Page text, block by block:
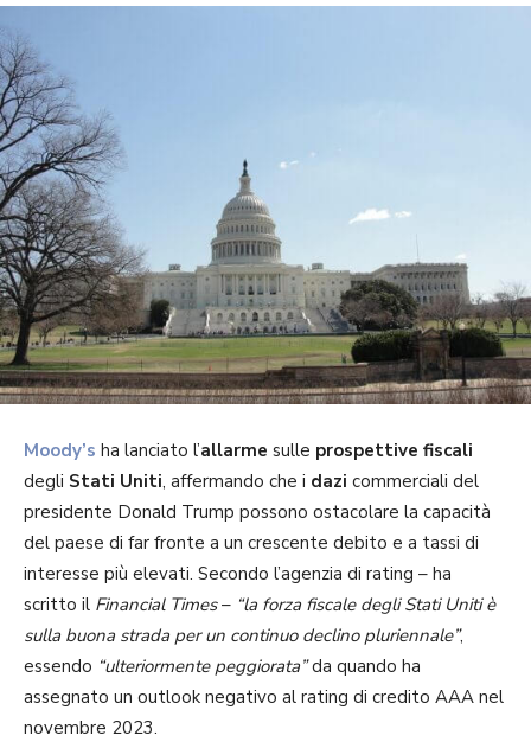
Moody’s ha lanciato l’allarme sulle prospettive fiscali
degli Stati Uniti, affermando che i dazi commerciali del
presidente Donald Trump possono ostacolare la capacità
del paese di far fronte a un crescente debito e a tassi di
interesse più elevati. Secondo l’agenzia di rating – ha
scritto il Financial Times– “la forza fiscale degli Stati Uniti è
sulla buona strada per un continuo declino pluriennale”,
essendo “ulteriormente peggiorata”da quando ha
assegnato un outlook negativo al rating di credito AAA nel
novembre 2023.